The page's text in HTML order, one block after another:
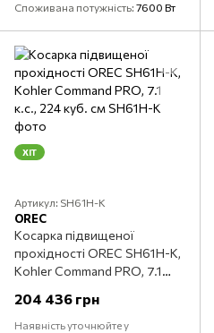
Споживана потужність 7600 Вт
ХІТ
Артикул: SH61H-K
OREC
Косарка підвищеної
прохідності OREC SH61H-K,
Kohler Command PRO, 7.1
204 436 грн
Наявність уточнюйте у